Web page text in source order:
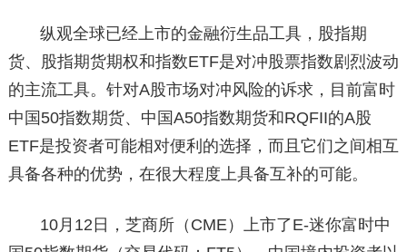
纵观全球已经上市的金融衍生品工具，股指期
货、股指期货期权和指数ETF是对冲股票指数剧烈波动
的主流工具。针对A股市场对冲风险的诉求，目前富时
中国50指数期货、中国A50指数期货和RQFII的A股
ETF是投资者可能相对便利的选择，而且它们之间相互
具备各种的优势，在很大程度上具备互补的可能。
10月12日，芝商所（CME）上市了E-迷你富时中